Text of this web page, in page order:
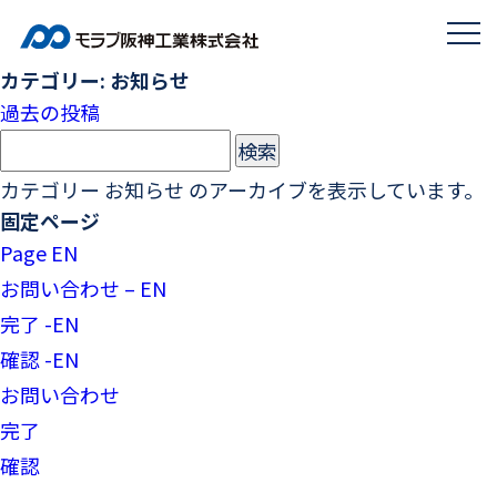
カテゴリー: お知らせ
投
稿
ビ
ゲ
ー
シ
ョ
ン
過去の投稿
索:
カテゴリー お知らせ のアーカイブを表示しています。
固定ページ
Page EN
お問い合わせ – EN
完了 -EN
確認 -EN
お問い合わせ
完了
確認